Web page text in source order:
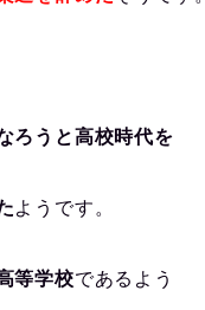
ろうと高校時代を
ようです。
等学校であるよう